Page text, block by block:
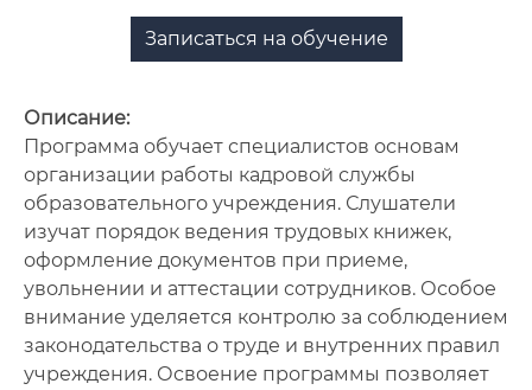
Записаться на обучение
Описание:
Программа обучает специалистов основам
организации работы кадровой службы
образовательного учреждения. Слушатели
изучат порядок ведения трудовых книжек,
оформление документов при приеме,
увольнении и аттестации сотрудников. Особое
внимание уделяется контролю за соблюдением
законодательства о труде и внутренних правил
учреждения. Освоение программы позволяет